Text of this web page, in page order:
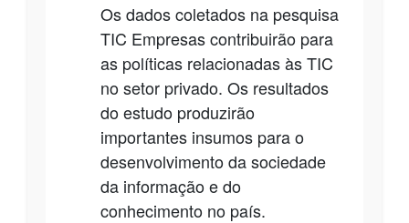
Os dados coletados na pesquisa
TIC Empresas contribuirão para
as políticas relacionadas às TIC
no setor privado. Os resultados
do estudo produzirão
importantes insumos para o
desenvolvimento da sociedade
da informação e do
conhecimento no país.